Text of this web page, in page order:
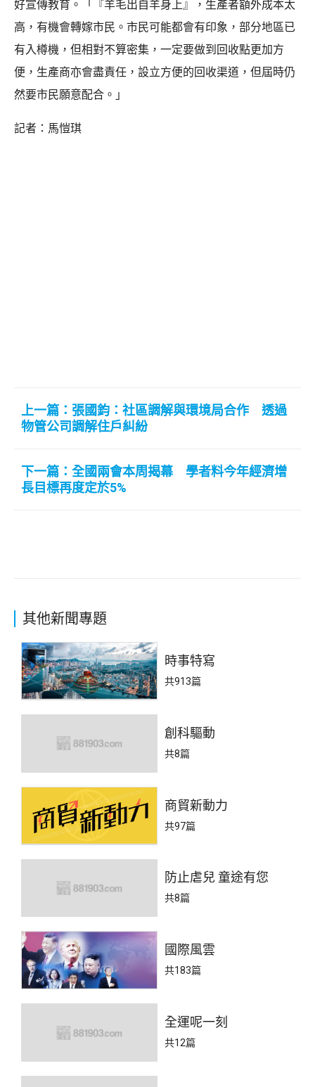
好宣傳教育。「『羊毛出自羊身上』，生產者額外成本太
高，有機會轉嫁市民。市民可能都會有印象，部分地區已
有入樽機，但相對不算密集，一定要做到回收點更加方
便，生產商亦會盡責任，設立方便的回收渠道，但屆時仍
然要市民願意配合。」
記者：馬愷琪
上一篇：張國鈞：社區調解與環境局合作 透過
物管公司調解住戶糾紛
下一篇：全國兩會本周揭幕 學者料今年經濟增
長目標再度定於5%
其他新聞專題
時事特寫
共913篇
創科驅動
共8篇
商貿新動力
共97篇
防止虐兒 童途有您
共8篇
國際風雲
共183篇
全運呢一刻
共12篇